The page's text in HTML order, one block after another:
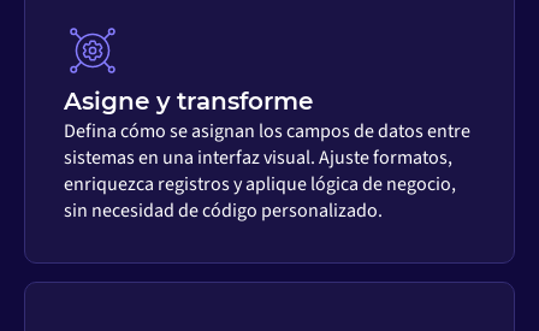
Asigne y transforme
Defina cómo se asignan los campos de datos entre
sistemas en una interfaz visual. Ajuste formatos,
enriquezca registros y aplique lógica de negocio,
sin necesidad de código personalizado.